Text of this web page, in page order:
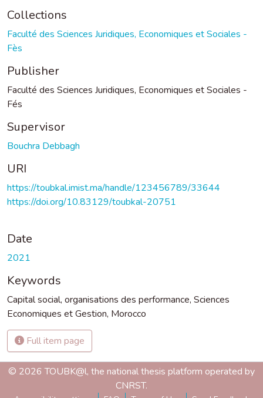
Collections
Faculté des Sciences Juridiques, Economiques et Sociales -
Fès
Publisher
Faculté des Sciences Juridiques, Economiques et Sociales -
Fés
Supervisor
Bouchra Debbagh
URI
https://toubkal.imist.ma/handle/123456789/33644
https://doi.org/10.83129/toubkal-20751
Date
2021
Keywords
Capital social, organisations des performance, Sciences
Economiques et Gestion, Morocco
Full item page
© 2026 TOUBK@l, the national thesis platform operated by
CNRST.